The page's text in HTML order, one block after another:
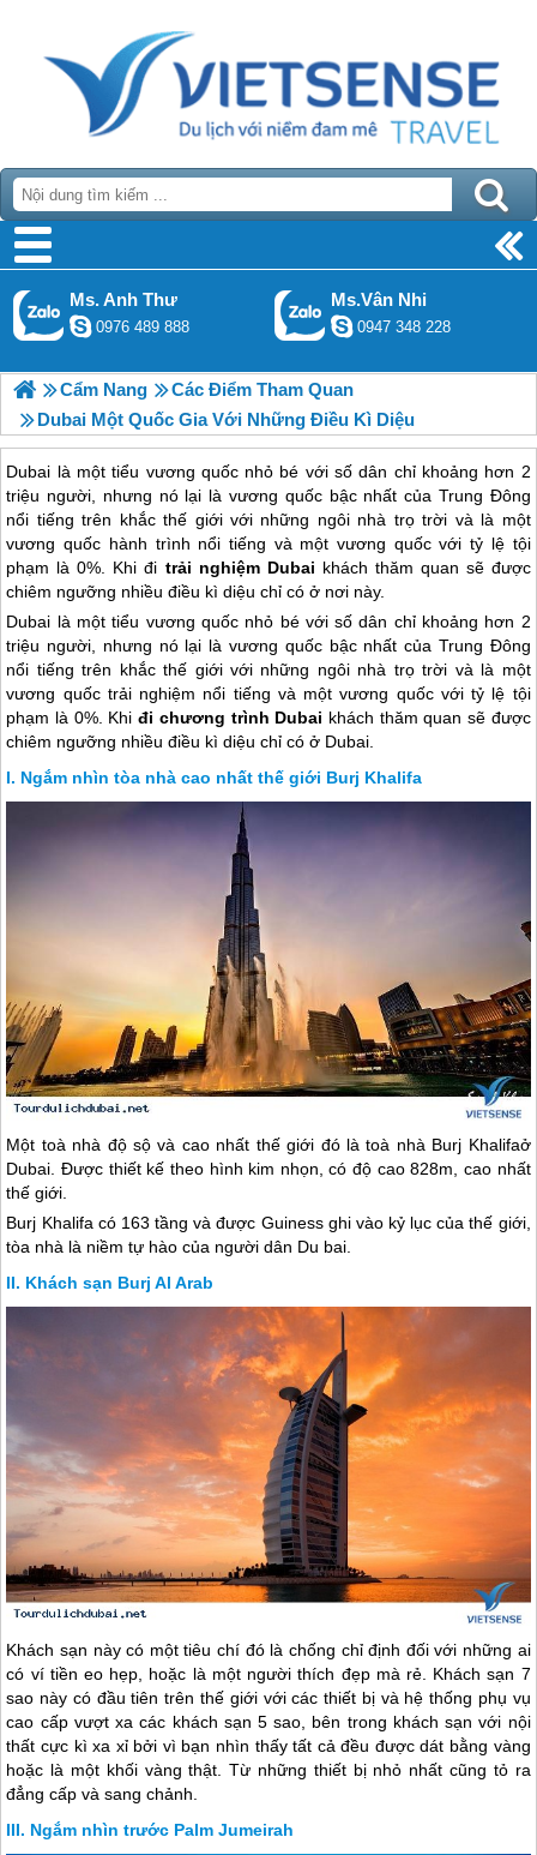
Ms. Anh Thư
0976 489 888
Ms.Vân Nhi
0947 348 228
Cẩm Nang
Các Điểm Tham Quan
Dubai Một Quốc Gia Với Những Điều Kì Diệu
Dubai là một tiểu vương quốc nhỏ bé với số dân chỉ khoảng hơn 2
triệu người, nhưng nó lại là vương quốc bậc nhất của Trung Đông
nổi tiếng trên khắc thế giới với những ngôi nhà trọ trời và là một
vương quốc hành trình nổi tiếng và một vương quốc với tỷ lệ tội
phạm là 0%. Khi đi trải nghiệm Dubai khách thăm quan sẽ được
chiêm ngưỡng nhiều điều kì diệu chỉ có ở nơi này.
Dubai là một tiểu vương quốc nhỏ bé với số dân chỉ khoảng hơn 2
triệu người, nhưng nó lại là vương quốc bậc nhất của Trung Đông
nổi tiếng trên khắc thế giới với những ngôi nhà trọ trời và là một
vương quốc trải nghiệm nổi tiếng và một vương quốc với tỷ lệ tội
phạm là 0%. Khiđi chương trình Dubai khách thăm quan sẽ được
chiêm ngưỡng nhiều điều kì diệu chỉ có ở Dubai.
Ngắm nhìn tòa nhà cao nhất thế giới Burj Khalifa
Một toà nhà độ sộ và cao nhất thế giới đó là toà nhà Burj Khalifaở
Dubai . Được thiết kế theo hình kim nhọn, có độ cao 828m, cao nhất
thế giới.
Burj Khalifa có 163 tầng và được Guiness ghi vào kỷ lục của thế giới,
tòa nhà là niềm tự hào của người dân Du bai.
Khách sạn Burj Al Arab
Khách sạn này có một tiêu chí đó là chống chỉ định đối với những ai
có ví tiền eo hẹp, hoặc là một người thích đẹp mà rẻ. Khách sạn 7
sao này có đầu tiên trên thế giới với các thiết bị và hệ thống phụ vụ
cao cấp vượt xa các khách sạn 5 sao, bên trong khách sạn với nội
thất cực kì xa xỉ bởi vì bạn nhìn thấy tất cả đều được dát bằng vàng
hoặc là một khối vàng thật. Từ những thiết bị nhỏ nhất cũng tỏ ra
đẳng cấp và sang chảnh.
Ngắm nhìn trước Palm Jumeirah